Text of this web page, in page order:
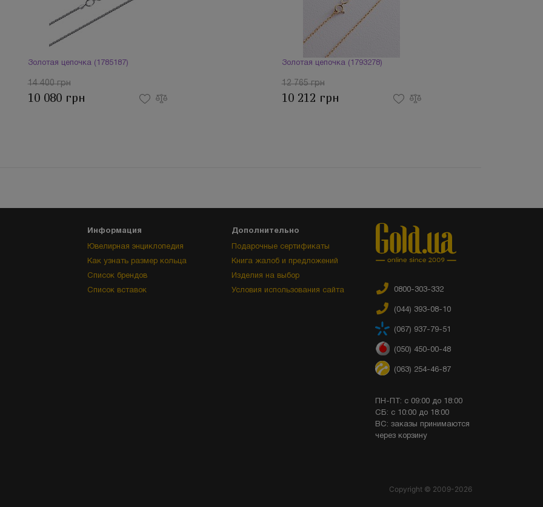
Золотая цепочка (1785187)
14 400 грн
10 080 грн
Золотая цепочка (1793278)
12 765 грн
10 212 грн
Информация
Ювелирная энциклопедия
Как узнать размер кольца
Список брендов
Список вставок
Дополнительно
Подарочные сертификаты
Книга жалоб и предложений
Изделия на выбор
Условия использования сайта
0800-303-332
(044) 393-08-10
(067) 937-79-51
(050) 450-00-48
(063) 254-46-87
ПН-ПТ: с 09:00 до 18:00
СБ: с 10:00 до 18:00
ВС: заказы принимаются
через корзину
Copyright © 2009-2026